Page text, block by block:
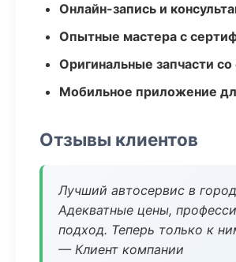
Онлайн-запись и
Опытные мастера с
Оригинальные запчасти со
Мобильное приложение
Отзывы клиентов
Лучший автосервис в
Адекватные цены,
подход. Теперь только к
— Клиент компании